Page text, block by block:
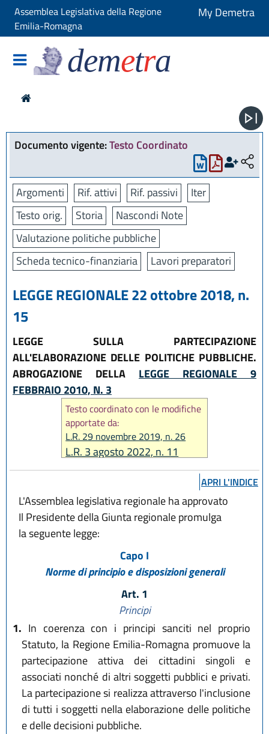
Assemblea Legislativa della Regione
Emilia-Romagna
My Demetra
demetra
Documento vigente:Testo Coordinato
Argomenti Rif. attivi Rif. passivi
Iter
Testo orig.
Storia
Nascondi Note
Valutazione politiche pubbliche
Scheda tecnico-finanziaria
Lavori preparatori
LEGGE REGIONALE 22 ottobre 2018, n.
15
LEGGE SULLA PARTECIPAZIONE
ALL'ELABORAZIONE DELLE POLITICHE PUBBLICHE.
ABROGAZIONE DELLA LEGGE REGIONALE 9
FEBBRAIO 2010, N. 3
Testo coordinato con le modifiche
apportate da:
L.R. 29 novembre 2019, n. 26
L.R. 3 agosto 2022, n. 11
APRI L'INDICE
L'Assemblea legislativa regionale ha approvato
Il Presidente della Giunta regionale promulga
la seguente legge:
Capo I
Norme di principio e disposizioni generali
Art. 1
Principi
1. In coerenza con i principi sanciti nel proprio
Statuto, la Regione Emilia-Romagna promuove la
partecipazione attiva dei cittadini singoli e
associati nonché di altri soggetti pubblici e privati.
La partecipazione si realizza attraverso l'inclusione
di tutti i soggetti nella elaborazione delle politiche
e delle decisioni pubbliche.